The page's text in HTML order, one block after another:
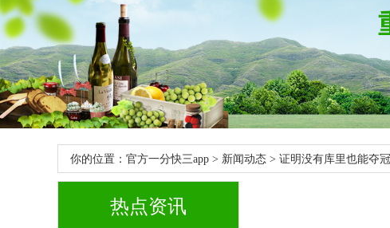
你的位置： 官方一分快三app > 新闻动态 > 证明没有库里也能夺
热点资讯